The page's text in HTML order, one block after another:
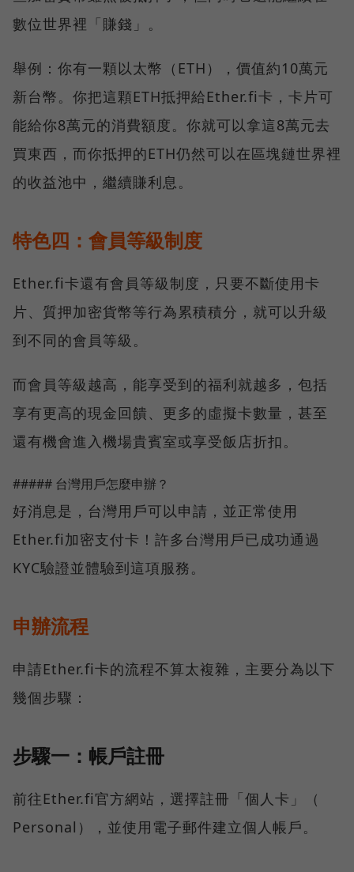
數位世界裡「賺錢」。
舉例：你有一顆以太幣（ETH），價值約10萬元
新台幣。你把這顆ETH抵押給Ether.fi卡，卡片可
能給你8萬元的消費額度。你就可以拿這8萬元去
買東西，而你抵押的ETH仍然可以在區塊鏈世界裡
的收益池中，繼續賺利息。
特色四：會員等級制度
Ether.fi卡還有會員等級制度，只要不斷使用卡
片、質押加密貨幣等行為累積積分，就可以升級
到不同的會員等級。
而會員等級越高，能享受到的福利就越多，包括
享有更高的現金回饋、更多的虛擬卡數量，甚至
還有機會進入機場貴賓室或享受飯店折扣。
##### 台灣用戶怎麼申辦？
好消息是，台灣用戶可以申請，並正常使用
Ether.fi加密支付卡！許多台灣用戶已成功通過
KYC驗證並體驗到這項服務。
申辦流程
申請Ether.fi卡的流程不算太複雜，主要分為以下
幾個步驟：
步驟一：帳戶註冊
前往Ether.fi官方網站，選擇註冊「個人卡」（
Personal），並使用電子郵件建立個人帳戶。